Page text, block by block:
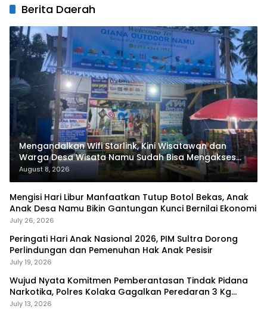
Berita Daerah
Mengandalkan Wifi Starlink, Kini Wisatawan dan
Warga Desa Wisata Namu Sudah Bisa Mengakses
Transaksi Digital
August 8, 2026
Mengisi Hari Libur Manfaatkan Tutup Botol Bekas, Anak
Anak Desa Namu Bikin Gantungan Kunci Bernilai Ekonomi
July 26, 2026
Peringati Hari Anak Nasional 2026, PIM Sultra Dorong
Perlindungan dan Pemenuhan Hak Anak Pesisir
July 19, 2026
Wujud Nyata Komitmen Pemberantasan Tindak Pidana
Narkotika, Polres Kolaka Gagalkan Peredaran 3 Kg
Sabu-Sabu
July 13, 2026